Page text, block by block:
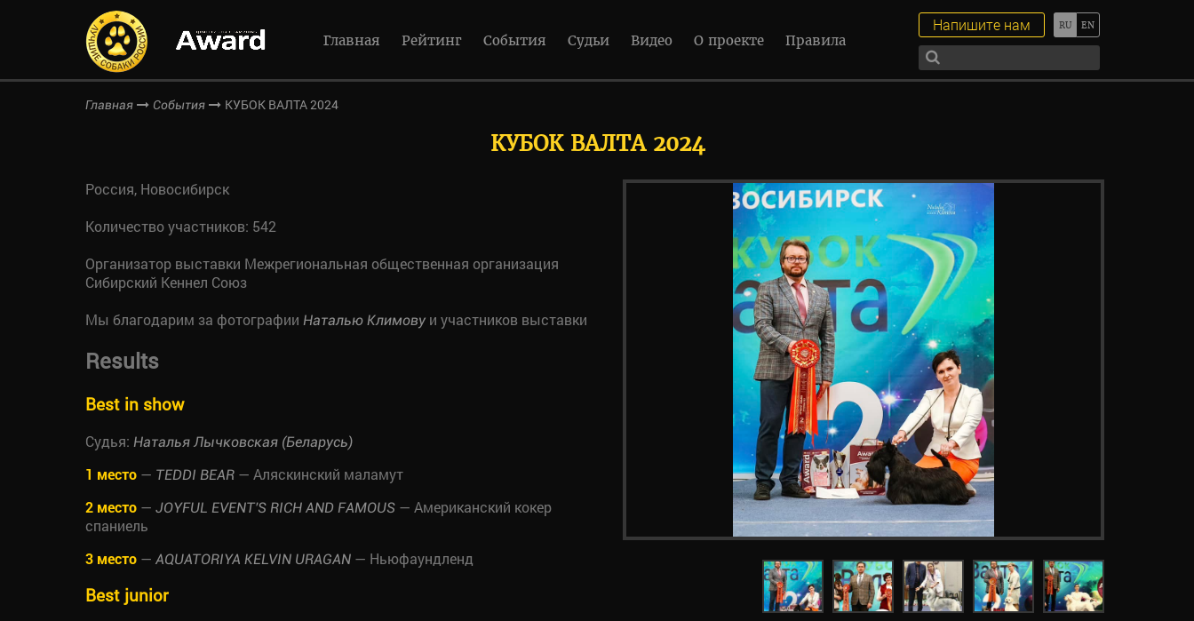
Главная Рейтинг События Судьи Видео О проекте Правила
Напишите нам
Главная События КУБОК ВАЛТА 2024
КУБОК ВАЛТА 2024
Россия, Новосибирск
Количество участников: 542
Организатор выставки Межрегиональная общественная организация
Сибирский Кеннел Союз
Мы благодарим за фотографии Наталью Климову и участников выставки
Results
Best in show
Судья: Наталья Лычковская (Беларусь)
1 место — TEDDI BEAR — Аляскинский маламут
2 место — JOYFUL EVENT'S RICH AND FAMOUS — Американский кокер
спаниель
3 место — AQUATORIYA KELVIN URAGAN — Ньюфаундленд
Best junior